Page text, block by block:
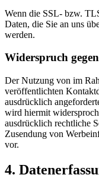
Wenn die SSL- bzw.
Daten, die Sie an uns
werden.
Widerspruch
Der Nutzung von im
veröffentlichten
ausdrücklich
wird hiermit
ausdrücklich rechtliche
Zusendung von
vor.
4.